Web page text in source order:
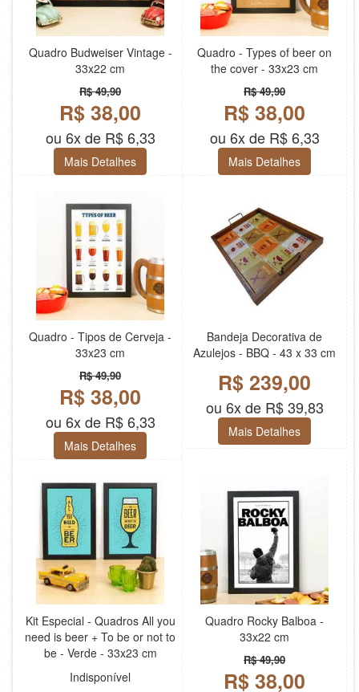
Quadro Budweiser Vintage -
33x22 cm
R$ 49,90
R$ 38,00
ou 6x de R$ 6,33
Mais Detalhes
Quadro - Types of beer on
the cover - 33x23 cm
R$ 49,90
R$ 38,00
ou 6x de R$ 6,33
Mais Detalhes
Quadro - Tipos de Cerveja -
33x23 cm
R$ 49,90
R$ 38,00
ou 6x de R$ 6,33
Mais Detalhes
Bandeja Decorativa de
Azulejos - BBQ - 43 x 33 cm
R$ 239,00
ou 6x de R$ 39,83
Mais Detalhes
Kit Especial - Quadros All you
need is beer + To be or not to
be - Verde - 33x23 cm
Indisponível
Quadro Rocky Balboa -
33x22 cm
R$ 49,90
R$ 38,00